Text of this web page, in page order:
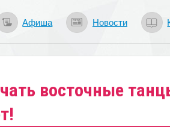
Афиша Новости
восточные